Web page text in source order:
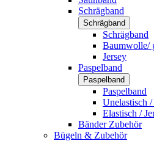
Schrägband
Schrägband
Schrägband
Baumwolle/
Jersey
Paspelband
Paspelband
Paspelband
Unelastisch
Elastisch /
Bänder Zubehör
Bügeln & Zubehör